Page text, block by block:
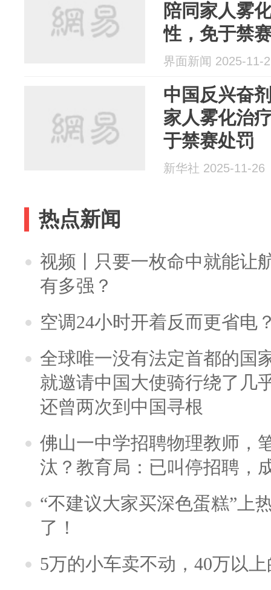
陪同家人雾
性，免于禁
界面新闻 2025-11-
中国反兴奋
家人雾化治
于禁赛处罚
新华社 2025-11-26
热点新闻
视频丨只要一枚命中就能让
有多强？
空调24小时开着反而更省电
全球唯一没有法定首都的国
就邀请中国大使骑行绕了几
还曾两次到中国寻根
佛山一中学招聘物理教师，
汰？教育局：已叫停招聘，
“不建议大家买深色蛋糕”上
了！
5万的小车卖不动，40万以